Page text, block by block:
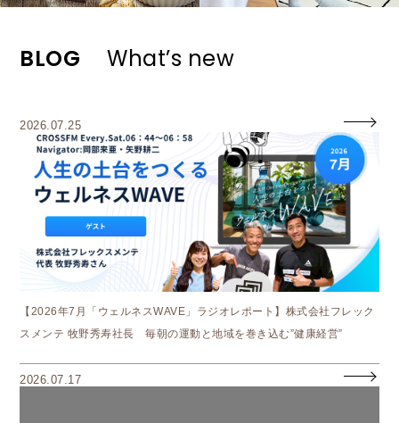
BLOG What’s new
2026.07.25
【2026年7月「ウェルネスWAVE」ラジオレポート】株式会社フレック
スメンテ 牧野秀寿社長 毎朝の運動と地域を巻き込む”健康経営”
2026.07.17